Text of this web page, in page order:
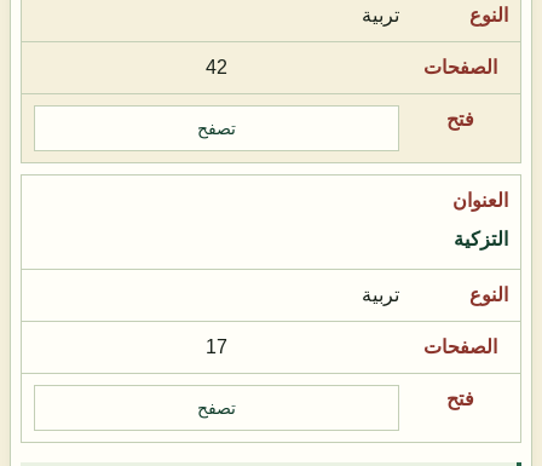
تربية
42
تصفح
التزكية
تربية
17
تصفح